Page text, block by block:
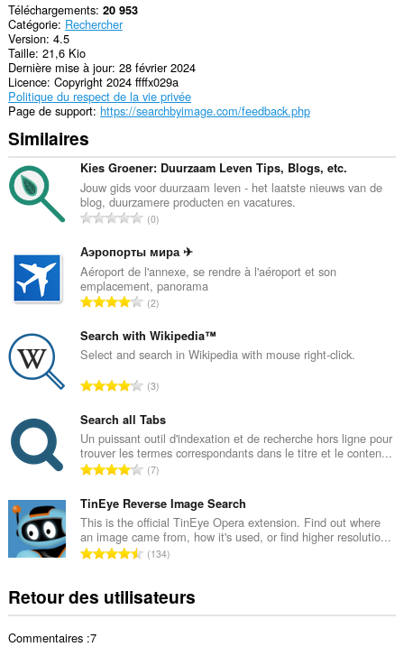
Téléchargements 20 953
Catégorie Rechercher
Version 4.5
Taille 21,6 Kio
Dernière mise à jour 28 février 2024
Licence Copyright 2024 ffffx029a
Politique du respect de la vie privée
Page de support https://searchbyimage.com/feedback.php
Similaires
Kies Groener: Duurzaam Leven Tips, Blogs, etc.
Jouw gids voor duurzaam leven - het laatste nieuws van de
blog, duurzamere producten en vacatures.
N
m
b
r
e
o
t
a
d
e
n
o
e
s
:
0
Аэропорты мира ✈
Aéroport de l'annexe, se rendre à l'aéroport et son
emplacement, panorama
N
m
b
e
o
t
a
d
e
n
o
e
s
2
Search with Wikipedia™
Select and search in Wikipedia with mouse right-click.
N
m
b
r
e
o
t
a
e
n
3
Search all Tabs
Un puissant outil d'indexation et de recherche hors ligne pour
trouver les termes correspondants dans le titre et le conten...
N
m
b
r
e
o
t
7
TinEye Reverse Image Search
This is the official TinEye Opera extension. Find out where
an image came from, how it's used, or find higher resolutio...
N
b
134
Retour des utilisateurs
Commentaires :7